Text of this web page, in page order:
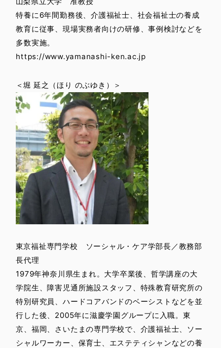
特養に6年間勤務後、介護福祉士、社会福祉士の養成
教育に従事、現場実務者向けの研修、事例検討などを
多数実施。
https://www.yamanashi-ken.ac.jp
＜堀 延之（ほり のぶゆき）＞
東京福祉専門学校 ソーシャル・ケア学部長／教務部
長代理
1979年神奈川県生まれ。大学卒業後、哲学講座の大
学院生、障害児通所施設スタッフ、特殊教育研究所の
特別研究員、ハードコアバンドのベーシストなどを並
行した後、2005年に滋慶学園グループに入職。東
京、福岡、さいたまの専門学校で、介護福祉士、ソー
シャルワーカー、保育士、エステティシャンなどの養